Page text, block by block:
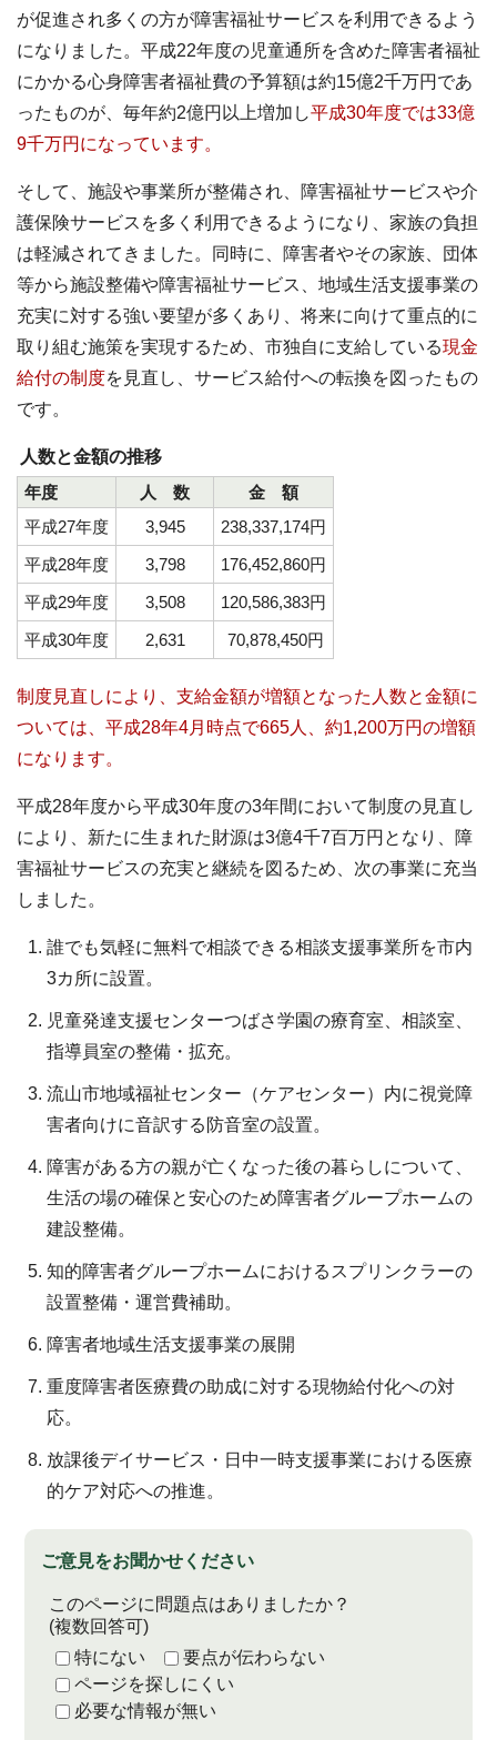
が促進され多くの方が障害福祉サービスを利用できるよう
になりました。平成22年度の児童通所を含めた障害者福祉
にかかる心身障害者福祉費の予算額は約15億2千万円であ
ったものが、毎年約2億円以上増加し平成30年度では33億
9千万円になっています。
そして、施設や事業所が整備され、障害福祉サービスや介
護保険サービスを多く利用できるようになり、家族の負担
は軽減されてきました。同時に、障害者やその家族、団体
等から施設整備や障害福祉サービス、地域生活支援事業の
充実に対する強い要望が多くあり、将来に向けて重点的に
取り組む施策を実現するため、市独自に支給している現金
給付の制度を見直し、サービス給付への転換を図ったもの
です。
人数と金額の推移
年度
人 数
金 額
平成27年度
3,945
238,337,174円
平成28年度
3,798
176,452,860円
平成29年度
3,508
120,586,383円
平成30年度
2,631 70,878,450円
制度見直しにより、支給金額が増額となった人数と金額に
ついては、平成28年4月時点で665人、約1,200万円の増額
になります。
平成28年度から平成30年度の3年間において制度の見直し
により、新たに生まれた財源は3億4千7百万円となり、障
害福祉サービスの充実と継続を図るため、次の事業に充当
しました。
誰でも気軽に無料で相談できる相談支援事業所を市内
3カ所に設置。
児童発達支援センターつばさ学園の療育室、相談室、
指導員室の整備・拡充。
流山市地域福祉センター（ケアセンター）内に視覚障
害者向けに音訳する防音室の設置。
障害がある方の親が亡くなった後の暮らしについて、
生活の場の確保と安心のため障害者グループホームの
建設整備。
知的障害者グループホームにおけるスプリンクラーの
設置整備・運営費補助。
障害者地域生活支援事業の展開
重度障害者医療費の助成に対する現物給付化への対
応。
放課後デイサービス・日中一時支援事業における医療
的ケア対応への推進。
ご意見をお聞かせください
このページに問題点はありましたか？
(複数回答可)
特にない
要点が伝わらない
ページを探しにくい
必要な情報が無い